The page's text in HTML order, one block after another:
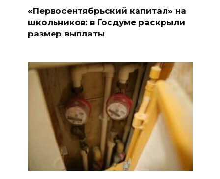
«Первосентябрьский капитал» на
школьников: в Госдуме раскрыли
размер выплаты